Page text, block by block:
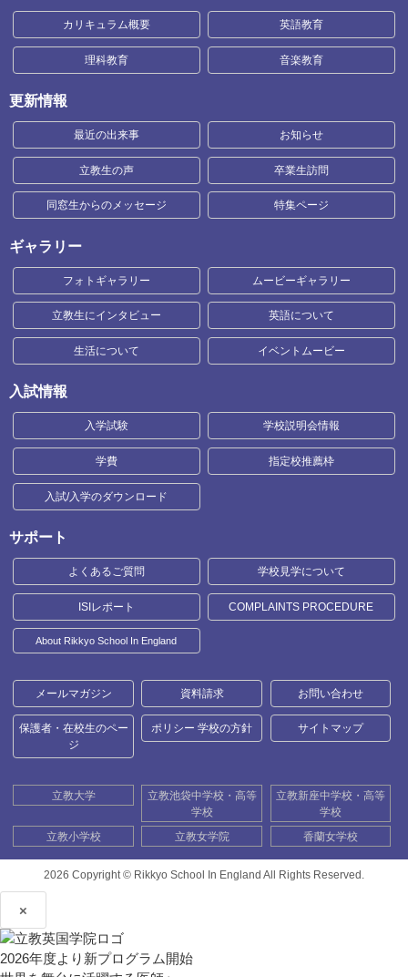
カリキュラム概要 英語教育
理科教育 音楽教育
更新情報
最近の出来事 お知らせ
立教生の声 卒業生訪問
同窓生からのメッセージ 特集ページ
ギャラリー
フォトギャラリー ムービーギャラリー
立教生にインタビュー 英語について
生活について イベントムービー
入試情報
入学試験 学校説明会情報
学費 指定校推薦枠
入試/入学のダウンロード
サポート
よくあるご質問 学校見学について
ISIレポート COMPLAINTS PROCEDURE
About Rikkyo School In England
メールマガジン 資料請求 お問い合わせ
保護者・在校生のペー
ジ
ポリシー 学校の方針 サイトマップ
立教大学
立教池袋中学校・高等
学校
立教新座中学校・高等
学校
立教小学校
立教女学院 香蘭女学校
2026 Copyright © Rikkyo School In England All Rights Reserved.
×
2026年度より新プログラム開始